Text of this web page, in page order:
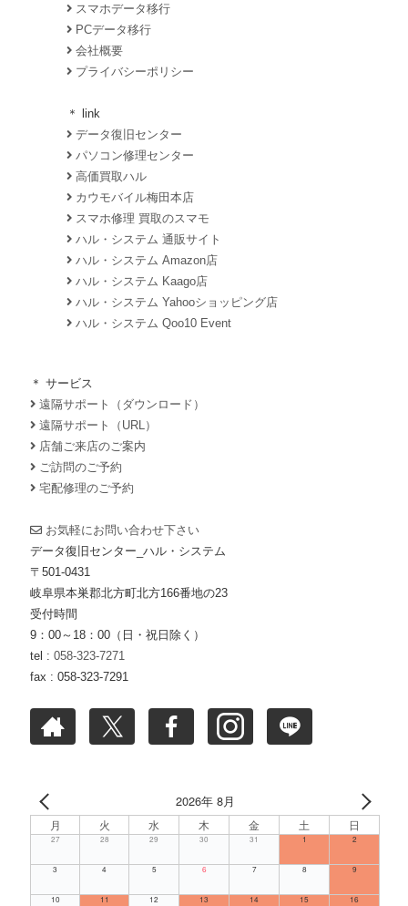
スマホデータ移行
PCデータ移行
会社概要
プライバシーポリシー
＊ link
データ復旧センター
パソコン修理センター
高価買取ハル
カウモバイル梅田本店
スマホ修理 買取のスマモ
ハル・システム 通販サイト
ハル・システム Amazon店
ハル・システム Kaago店
ハル・システム Yahooショッピング店
ハル・システム Qoo10 Event
＊ サービス
遠隔サポート（ダウンロード）
遠隔サポート（URL）
店舗ご来店のご案内
ご訪問のご予約
宅配修理のご予約
お気軽にお問い合わせ下さい
データ復旧センター_ハル・システム
〒501-0431
岐阜県本巣郡北方町北方166番地の23
受付時間
9：00～18：00（日・祝日除く）
tel : 058-323-7271
fax : 058-323-7291
2026年 8月
月 火 水 木 金 土 日
27 28 29 30 31 1 2
3 4 5 6 7 8 9
10 11 12 13 14 15 16